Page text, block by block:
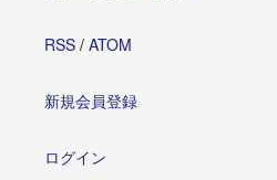
RSS / ATOM
新規会員登録
ログイン